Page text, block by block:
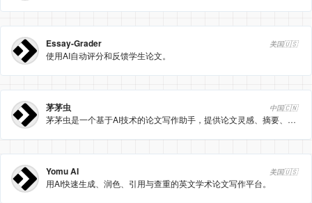
Essay-Grader 美国🇺🇸
使用AI自动评分和反馈学生论文。
茅茅虫 中国🇨🇳
茅茅虫是一个基于AI技术的论文写作助手，提供论文灵感、摘要、提纲和全文生成等功能，帮助学生和研究人员高效完成学术写作。
Yomu AI 美国🇺🇸
用AI快速生成、润色、引用与查重的英文学术论文写作平台。